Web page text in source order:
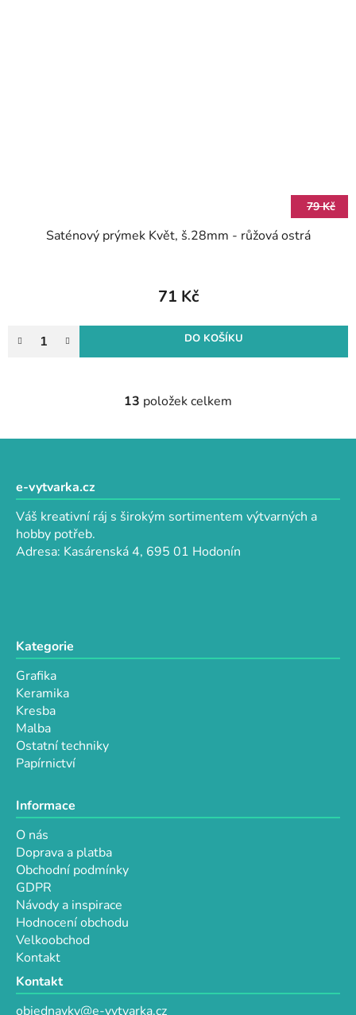
79 Kč
Saténový prýmek Květ, š.28mm - růžová ostrá
71 Kč
DO KOŠÍKU
O
l
a
c
p
ý
13 položek celkem
e-vytvarka.cz
Váš kreativní ráj s širokým sortimentem výtvarných a
hobby potřeb.
Adresa: Kasárenská 4, 695 01 Hodonín
Kategorie
Grafika
Keramika
Kresba
Malba
Ostatní techniky
Papírnictví
Informace
O nás
Doprava a platba
Obchodní podmínky
GDPR
Návody a inspirace
Hodnocení obchodu
Velkoobchod
Kontakt
Kontakt
objednavky@e-vytvarka.cz